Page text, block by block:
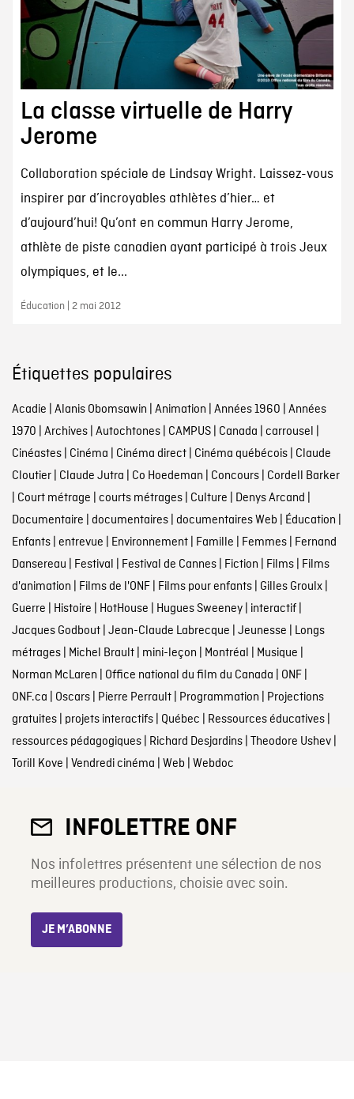
La classe virtuelle de Harry
Jerome
Collaboration spéciale de Lindsay Wright. Laissez-vous
inspirer par d’incroyables athlètes d’hier… et
d’aujourd’hui! Qu’ont en commun Harry Jerome,
athlète de piste canadien ayant participé à trois Jeux
olympiques, et le...
Éducation | 2 mai 2012
Étiquettes populaires
Acadie Alanis Obomsawin Animation Années 1960 Années
1970 Archives| Autochtones| CAMPUS| Canada carrousel
Cinéastes| Cinéma Cinéma direct| Cinéma québécois| Claude
Cloutier| Claude Jutra Co Hoedeman Concours| Cordell Barker
Court métrage courts métrages| Culture Denys Arcand
Documentaire documentaires| documentaires Web Éducation
Enfants| entrevue Environnement| Famille Femmes| Fernand
Dansereau Festival Festival de Cannes| Fiction Films| Films
d'animation Films de l'ONF| Films pour enfants| Gilles Groulx|
Guerre Histoire HotHouse Hugues Sweeney| interactif|
Jacques Godbout| Jean-Claude Labrecque Jeunesse Longs
métrages| Michel Brault| mini-leçon Montréal Musique
Norman McLaren Office national du film du Canada ONF|
ONF.ca Oscars| Pierre Perrault| Programmation Projections
gratuites| projets interactifs| Québec Ressources éducatives|
ressources pédagogiques| Richard Desjardins| Theodore Ushev|
Torill Kove Vendredi cinéma Web Webdoc
INFOLETTRE ONF
Nos infolettres présentent une sélection de nos
meilleures productions, choisie avec soin.
JE M’ABONNE